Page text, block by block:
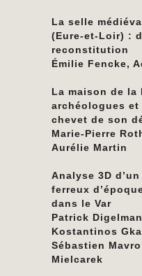
La selle
(Eure-et-Loir) :
reconstitution
Émilie Fencke,
La maison de la
archéologues et
chevet de son
Marie-Pierre
Aurélie Martin
Analyse 3D
ferreux
dans le Var
Patrick
Kostantinos
Sébastien
Mielcarek